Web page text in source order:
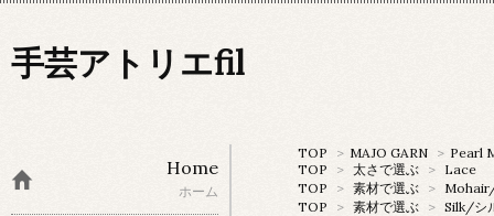
手芸アトリエfil
TOP > MAJO GARN > Pearl
TOP
> 太さで選ぶ > Lace
TOP
> 素材で選ぶ >
TOP
> 素材で選ぶ > Silk/シ
Home
ホーム